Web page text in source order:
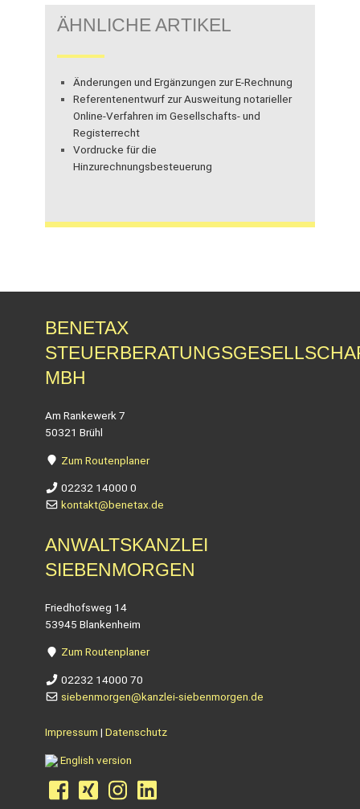
ÄHNLICHE ARTIKEL
Änderungen und Ergänzungen zur E-Rechnung
Referentenentwurf zur Ausweitung notarieller
Online-Verfahren im Gesellschafts- und
Registerrecht
Vordrucke für die
Hinzurechnungsbesteuerung
BENETAX
MBH
Am Rankewerk 7
50321 Brühl
Zum Routenplaner
02232 14000 0
kontakt@benetax.de
ANWALTSKANZLEI
SIEBENMORGEN
Friedhofsweg 14
53945 Blankenheim
Zum Routenplaner
02232 14000 70
siebenmorgen@kanzlei-siebenmorgen.de
Impressum | Datenschutz
English version